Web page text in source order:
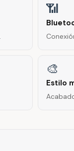
📶
🎨
Estilo